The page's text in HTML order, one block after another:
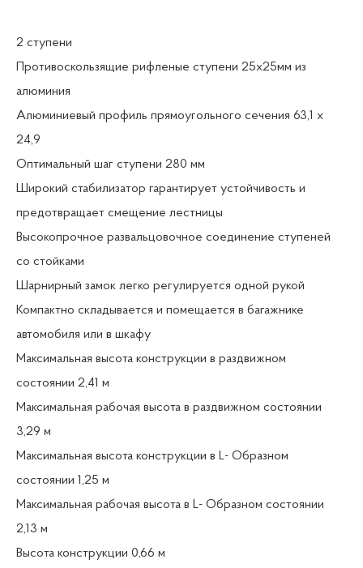
2 ступени
Противоскользящие рифленые ступени 25х25мм из
алюминия
Алюминиевый профиль прямоугольного сечения 63,1 х
24,9
Оптимальный шаг ступени 280 мм
Широкий стабилизатор гарантирует устойчивость и
предотвращает смещение лестницы
Высокопрочное развальцовочное соединение ступеней
со стойками
Шарнирный замок легко регулируется одной рукой
Компактно складывается и помещается в багажнике
автомобиля или в шкафу
Максимальная высота конструкции в раздвижном
состоянии 2,41 м
Максимальная рабочая высота в раздвижном состоянии
3,29 м
Максимальная высота конструкции в L- Образном
состоянии 1,25 м
Максимальная рабочая высота в L- Образном состоянии
2,13 м
Высота конструкции 0,66 м